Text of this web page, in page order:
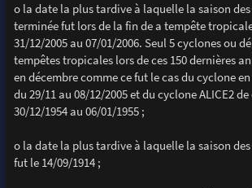
o la date la plus tardive à laquelle la saison des
terminée fut lors de la fin de a tempête
31/12/2005 au 07/01/2006. Seul 5 cyclones ou
tempêtes tropicales lors de ces 150 dernières
en décembre comme ce fut le cas du cyclone en
du 29/11 au 08/12/2005 et du cyclone ALICE2
30/12/1954 au 06/01/1955 ;
o la date la plus tardive à laquelle la saison
fut le 14/09/1914 ;